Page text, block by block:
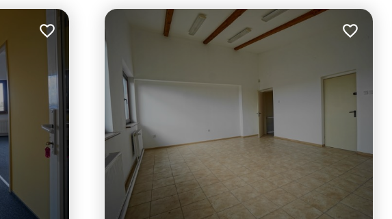
Dodaj do ulubionych Dodaj do